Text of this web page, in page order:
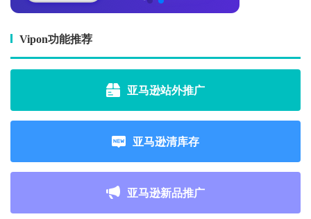
Vipon功能推荐
亚马逊站外推广
亚马逊清库存
亚马逊新品推广